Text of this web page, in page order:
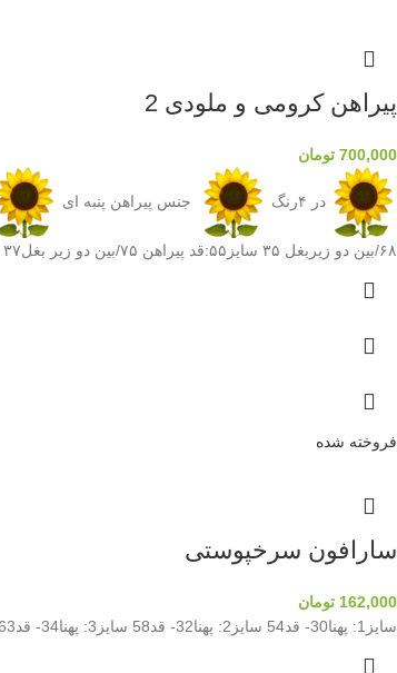
پیراهن کرومی و ملودی 2
700,000 تومان
در ۴رنگ جنس پیراهن پنبه ای
۶۸/بین دو زیربغل ۳۵ سایز۵۵:قد پیراهن ۷۵/بین دو زیر بغل۳۷
فروخته شده
سارافون سرخپوستی
162,000 تومان
سایز1: پهنا30- قد54 سایز2: پهنا32- قد58 سایز3: پهنا34- قد63 سایز4: پهنا37- قد66